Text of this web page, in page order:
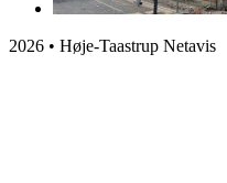
2026 • Høje-Taastrup Netavis